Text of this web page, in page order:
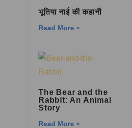
भूतिया नाई की कहानी
Read More »
The Bear and the
Rabbit: An Animal
Story
Read More »